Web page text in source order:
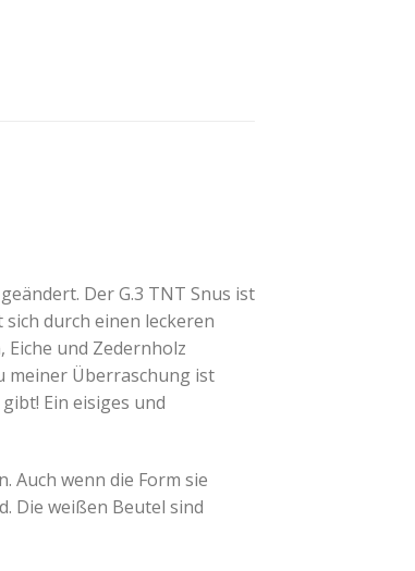
Der G.3 TNT Snus ist
durch einen leckeren
und Zedernholz
meiner Überraschung ist
Ein eisiges und
Auch wenn die Form sie
Die weißen Beutel sind